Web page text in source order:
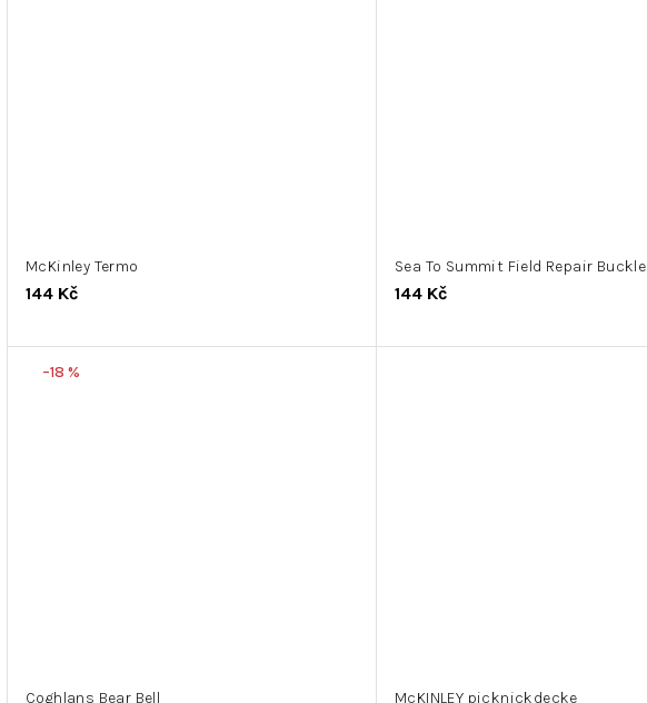
McKinley Termo
144 Kč
Sea To Summit Field Repair Buckle
144 Kč
–18 %
Coghlans Bear Bell McKINLEY picknickdecke